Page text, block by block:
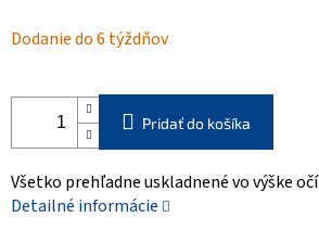
cena:
Dodanie do 6 týždňov
Pridať do košíka
Všetko prehľadne uskladnené vo výške očí
Detailné informácie